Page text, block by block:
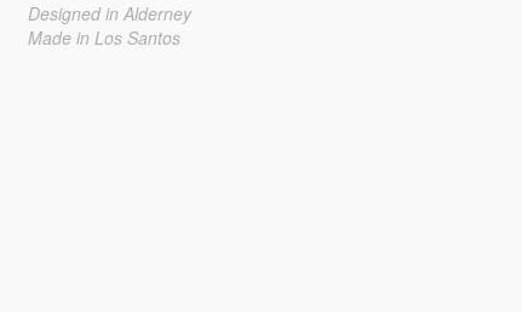
Designed in Alderney
Made in Los Santos